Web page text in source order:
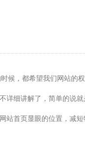
候，都希望我们网站的
详细讲解了，简单的说
站首页显眼的位置，减短